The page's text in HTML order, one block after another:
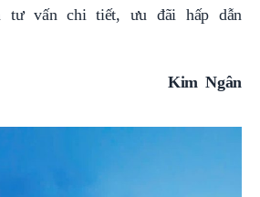
tư vấn chi tiết, ưu đãi hấp dẫn
Kim Ngân